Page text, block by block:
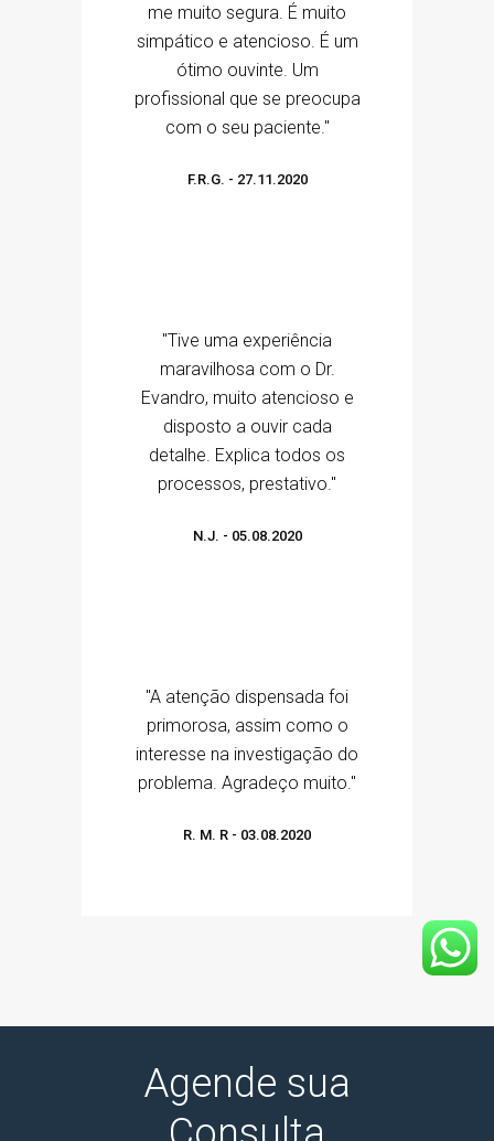
me muito segura. É muito
simpático e atencioso. É um
ótimo ouvinte. Um
profissional que se preocupa
com o seu paciente."
F.R.G. - 27.11.2020
"Tive uma experiência
maravilhosa com o Dr.
Evandro, muito atencioso e
disposto a ouvir cada
detalhe. Explica todos os
processos, prestativo."
N.J. - 05.08.2020
"A atenção dispensada foi
primorosa, assim como o
interesse na investigação do
problema. Agradeço muito."
R. M. R - 03.08.2020
Agende sua